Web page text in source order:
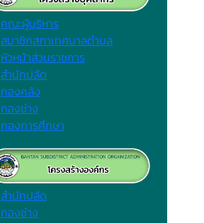
คณะผู้บริหาร
สมาชิกสภาเทศบาลตำบล
หัวหน้าส่วนราชการ
สำนักปลัด
กองคลัง
กองช่าง
กองการศึกษา
สำนักปลัด
กองช่าง